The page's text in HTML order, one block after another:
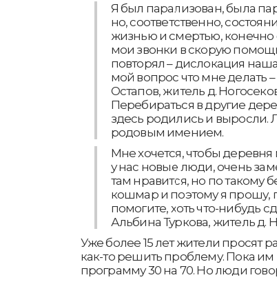
Я был парализован, была
но, соответственно,
жизнью и смертью, конечно
мои звонки в скорую
повторял – дислокация
мой вопрос что мне делать
Остапов, житель д.
Перебираться в другие
здесь родились и выросли.
родовым имением.
Мне хочется, чтобы
у нас новые люди, очень
там нравится, но по такому
кошмар и поэтому я прошу,
помогите, хоть что-нибудь
Альбина Туркова, житель д.
Уже более 15 лет жители просят
как-то решить проблему. Пока
программу 30 на 70. Но люди